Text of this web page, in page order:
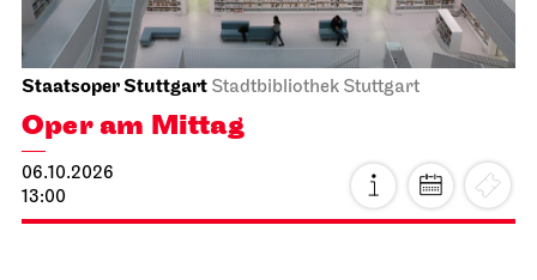
Staatsoper Stuttgart Stadtbibliothek Stuttgart
Oper am Mittag
06.10.2026
13:00